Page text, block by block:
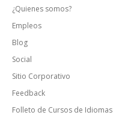
¿Quienes somos?
Empleos
Blog
Social
Sitio Corporativo
Feedback
Folleto de Cursos de Idiomas